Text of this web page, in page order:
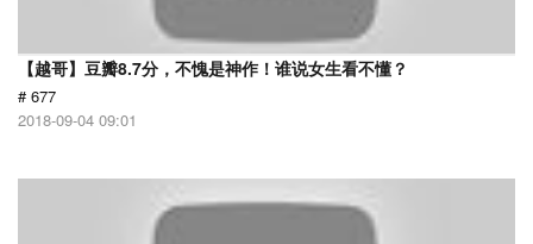
【越哥】豆瓣8.7分，不愧是神作！谁说女生看不懂？
# 677
2018-09-04 09:01